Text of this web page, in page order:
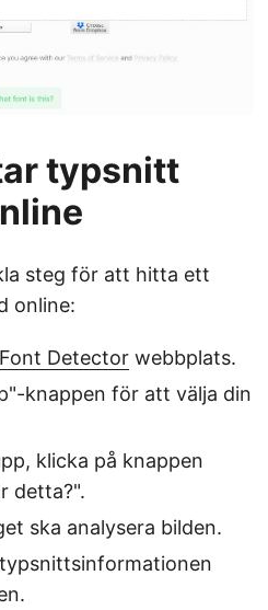
typsnitt
steg för att hitta ett
online:
Detector webbplats.
knappen för att välja din
klicka på knappen
detta?".
ska analysera bilden.